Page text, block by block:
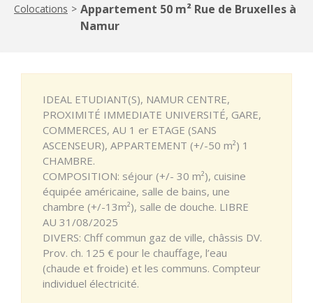
Colocations > Appartement 50 m² Rue de Bruxelles à
Namur
IDEAL ETUDIANT(S), NAMUR CENTRE,
PROXIMITÉ IMMEDIATE UNIVERSITÉ, GARE,
COMMERCES, AU 1 er ETAGE (SANS
ASCENSEUR), APPARTEMENT (+/-50 m²) 1
CHAMBRE.
COMPOSITION: séjour (+/- 30 m²), cuisine
équipée américaine, salle de bains, une
chambre (+/-13m²), salle de douche. LIBRE
AU 31/08/2025
DIVERS: Chff commun gaz de ville, châssis DV.
Prov. ch. 125 € pour le chauffage, l’eau
(chaude et froide) et les communs. Compteur
individuel électricité.